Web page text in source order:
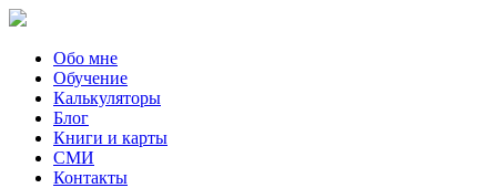
Обо мне
Обучение
Калькуляторы
Блог
Книги и карты
СМИ
Контакты